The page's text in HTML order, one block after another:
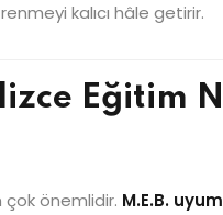
kalıcı hâle getirir.
Eğitim
çok önemlidir. M.E.B.